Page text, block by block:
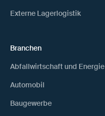
Externe Lagerlogistik
Branchen
Abfallwirtschaft und Energie
Automobil
Baugewerbe